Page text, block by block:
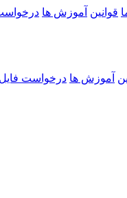
قوانین آموزش ها
آموزش ها درخواست